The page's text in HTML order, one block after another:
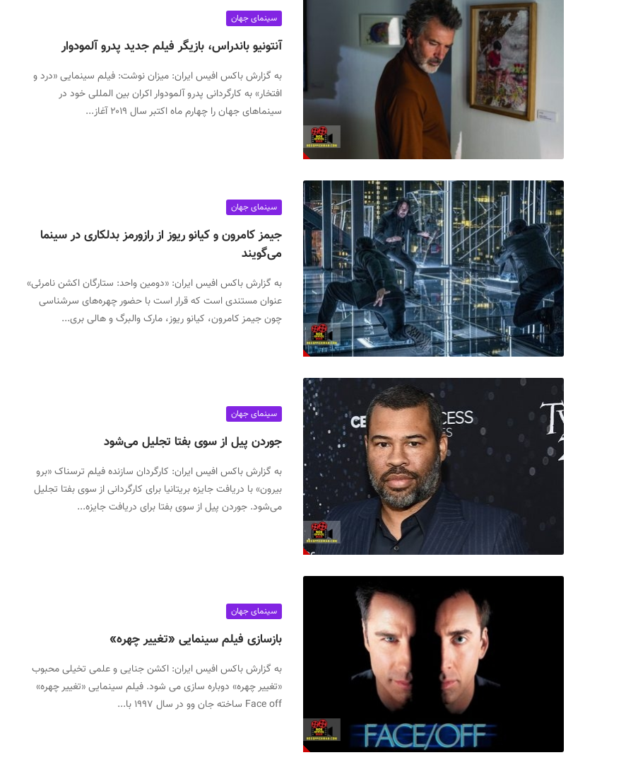
سینمای جهان
آنتونیو باندراس، بازیگر فیلم جدید پدرو آلمودوار
به گزارش باکس افیس ایران: میزان نوشت: فیلم سینمایی «درد و
افتخار» به کارگردانی پدرو آلمودوار اکران بین المللی خود در
سینماهای جهان را چهارم ماه اکتبر سال ۲۰۱۹ آغاز...
سینمای جهان
جیمز کامرون و کیانو ریوز از رازورمز بدلکاری در سینما
می‌گویند
به گزارش باکس افیس ایران: «دومین واحد: ستارگان اکشن نامرئی»
عنوان مستندی است که قرار است با حضور چهره‌های سرشناسی
چون جیمز کامرون، کیانو ریوز، مارک والبرگ و هالی بری...
سینمای جهان
جوردن پیل از سوی بفتا تجلیل می‌شود
به گزارش باکس افیس ایران: کارگردان سازنده فیلم‌ ترسناک «برو
بیرون» با دریافت جایزه بریتانیا برای کارگردانی از سوی بفتا تجلیل
می‌شود. جوردن پیل از سوی بفتا برای دریافت جایزه...
سینمای جهان
بازسازی فیلم سینمایی «تغییر چهره»
به گزارش باکس افیس ایران: اکشن جنایی و علمی تخیلی محبوب
«تغییر چهره» دوباره سازی می شود. فیلم سینمایی «تغییر چهره»
Face off ساخته جان وو در سال ۱۹۹۷ با...